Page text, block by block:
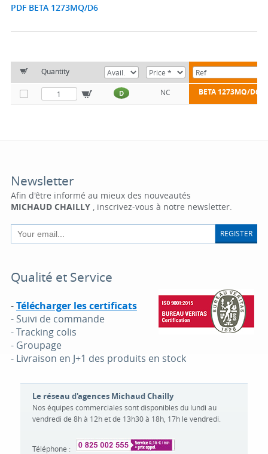
PDF BETA 1273MQ/D6
Quantity
D NC BETA 1273MQ/D6
Newsletter
Afin d'être informé au mieux des nouveautés
MICHAUD CHAILLY, inscrivez-vous à notre newsletter.
REGISTER
Qualité et Service
-Télécharger les certificats
- Suivi de commande
- Tracking colis
- Groupage
- Livraison en J+1 des produits en stock
Le réseau d'agences Michaud Chailly
Nos équipes commerciales sont disponibles du lundi au
vendredi de 8h à 12h et de 13h30 à 18h, 17h le vendredi.
Téléphone :